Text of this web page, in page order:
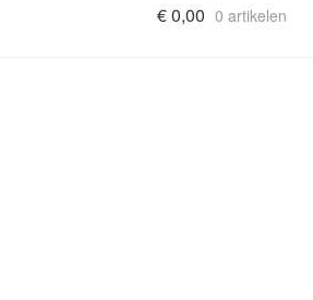
€0,00 0 artikelen